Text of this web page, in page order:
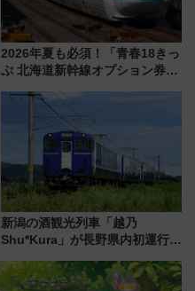
2026年夏も必須！「青春18きっ
ぷ 北海道新幹線オプション券」
の罠
新潟の酒観光列車「越乃
Shu*Kura」が長野県内初運行！
別企画